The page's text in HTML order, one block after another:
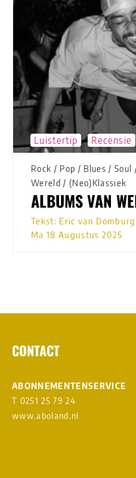
Luistertip Recensie
Rock / Pop / Blues / Soul
Wereld / (Neo)Klassiek
ALBUMS VAN
Tekst: Eric van
Ma 18 Augustus 2025
CONTACT
ABONNEMENTENSERVICE
T 0251 25 79 24
www.aboland.nl